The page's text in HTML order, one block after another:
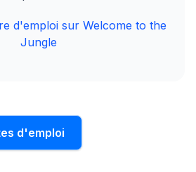
d'emploi sur Welcome to the
Jungle
d'emploi